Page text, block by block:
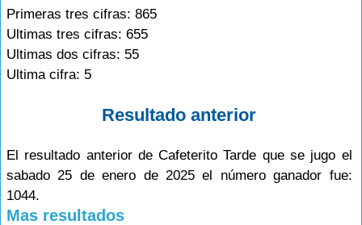
Primeras tres cifras: 865
Ultimas tres cifras: 655
Ultimas dos cifras: 55
Ultima cifra: 5
Resultado anterior
El resultado anterior de Cafeterito Tarde que se jugo el
sabado 25 de enero de 2025 el número ganador fue:
1044.
Mas resultados